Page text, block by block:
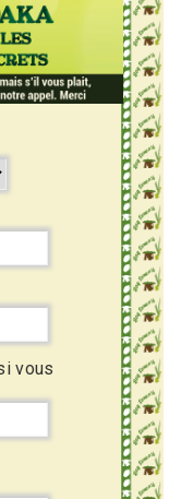
vous